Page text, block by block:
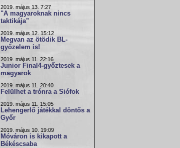
2019. május 13. 7:27
"A magyaroknak nincs
taktikája"
2019. május 12. 15:12
Megvan az ötödik BL-
győzelem is!
2019. május 11. 22:16
Junior Final4-győztesek a
magyarok
2019. május 11. 20:40
Felülhet a trónra a Siófok
2019. május 11. 15:05
Lehengerlő játékkal döntős a
Győr
2019. május 10. 19:09
Móváron is kikapott a
Békéscsaba